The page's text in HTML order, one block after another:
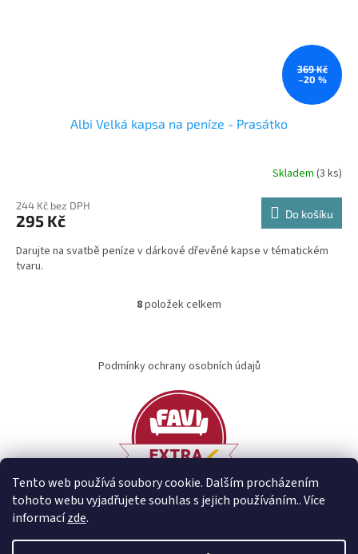
Tento web používá soubory cookie. Dalším procházením
tohoto webu vyjadřujete souhlas s jejich používáním.. Více
informacízde.
369 Kč
–20 %
Albi Velká kapsa na peníze - Prasátko
Skladem (3 ks)
244 Kč bez DPH
295 Kč Do košíku
Darujte na svatbě peníze v dárkové dřevěné kapse v tématickém
tvaru.
O
d
a
í
p
r
v
k
v
p
8položek celkem
Podmínky ochrany osobních údajů